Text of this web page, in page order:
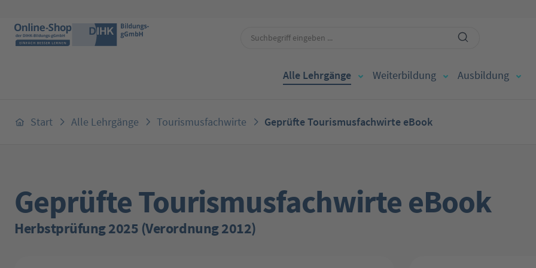
Alle Lehrgänge Weiterbildung Ausbildung
Start Alle Lehrgänge Tourismusfachwirte Geprüfte Tourismusfachwirte eBook
Geprüfte Tourismusfachwirte eBook
Herbstprüfung 2025 (Verordnung 2012)